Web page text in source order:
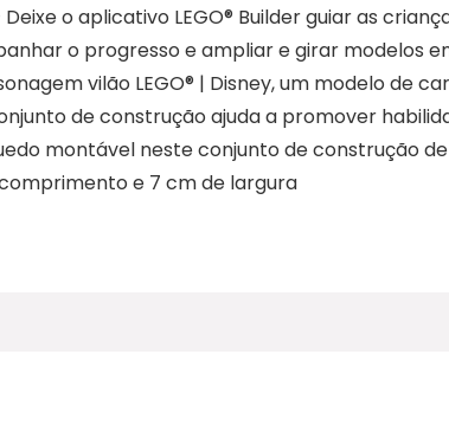
o aplicativo LEGO® Builder guiar as
o progresso e ampliar e girar modelos
vilão LEGO® | Disney, um modelo de
de construção ajuda a promover
montável neste conjunto de construção de
e 7 cm de largura